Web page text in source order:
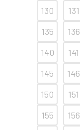
130
131
135
136
140
141
145
146
150
151
155
156